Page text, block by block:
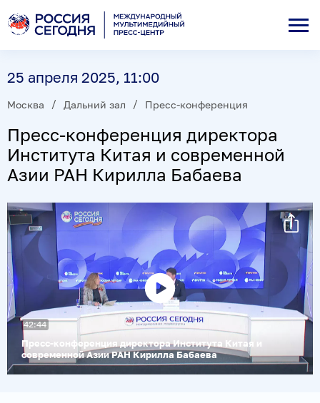
25 апреля 2025, 11:00
Москва Дальний зал Пресс-конференция
Пресс-конференция директора
Института Китая и современной
Азии РАН Кирилла Бабаева
Воспроизвести
видео
Пресс-конференция директора Института Китая и
современной Азии РАН Кирилла Бабаева
42:44